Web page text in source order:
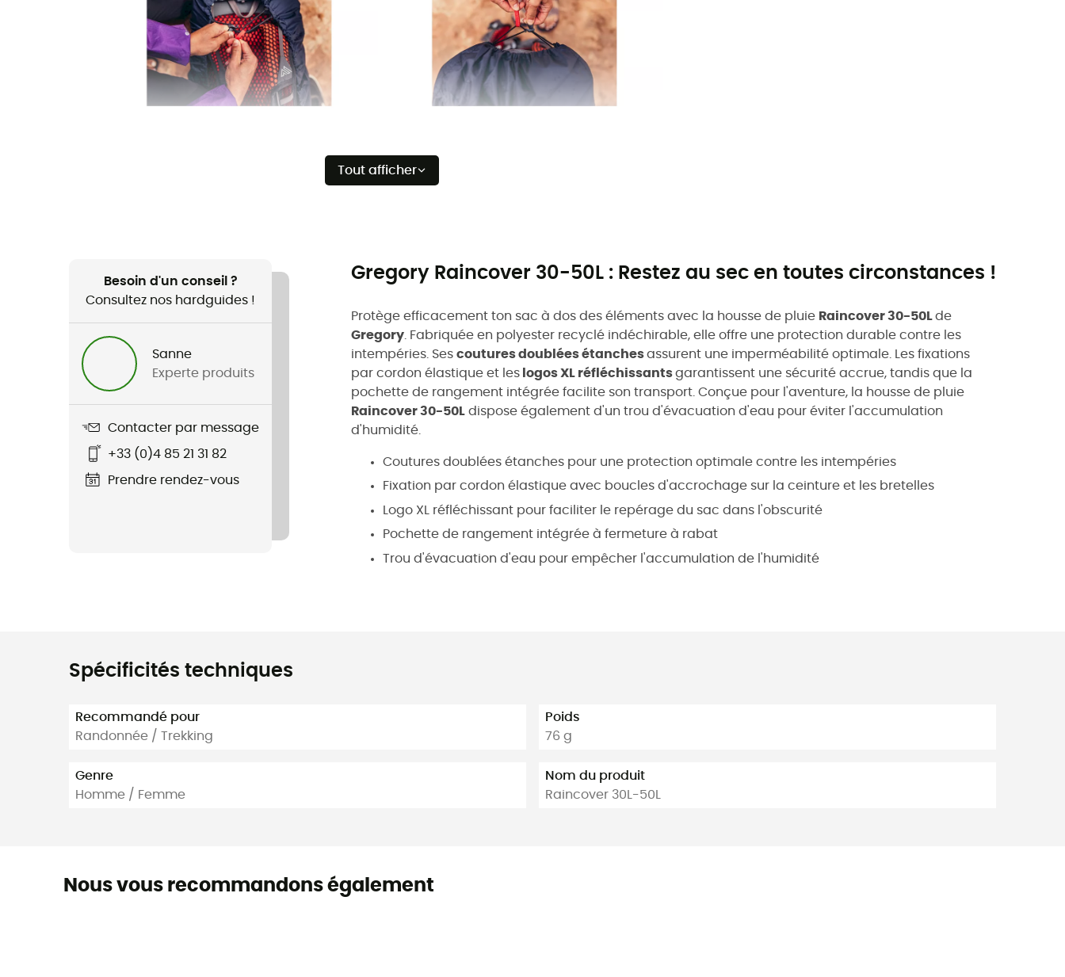
Tout afficher
Besoin d'un conseil ?
Consultez nos hardguides !
Sanne
Experte produits
Contacter par message
+33 (0)4 85 21 31 82
Prendre rendez-vous
Gregory Raincover 30-50L : Restez au sec en toutes circonstances !
Protège efficacement ton sac à dos des éléments avec la housse de pluie Raincover 30-50Lde
Gregory . Fabriquée en polyester recyclé indéchirable, elle offre une protection durable contre les
intempéries. Ses coutures doublées étanchesassurent une imperméabilité optimale. Les fixations
par cordon élastique et les logos XL réfléchissantsgarantissent une sécurité accrue, tandis que la
pochette de rangement intégrée facilite son transport. Conçue pour l'aventure, la housse de pluie
Raincover 30-50L dispose également d'un trou d'évacuation d'eau pour éviter l'accumulation
d'humidité.
Coutures doublées étanches pour une protection optimale contre les intempéries
Fixation par cordon élastique avec boucles d'accrochage sur la ceinture et les bretelles
Logo XL réfléchissant pour faciliter le repérage du sac dans l'obscurité
Pochette de rangement intégrée à fermeture à rabat
Trou d'évacuation d'eau pour empêcher l'accumulation de l'humidité
Spécificités techniques
Recommandé pour
Randonnée / Trekking
Genre
Homme / Femme
Poids
76 g
Nom du produit
Raincover 30L-50L
Nous vous recommandons également